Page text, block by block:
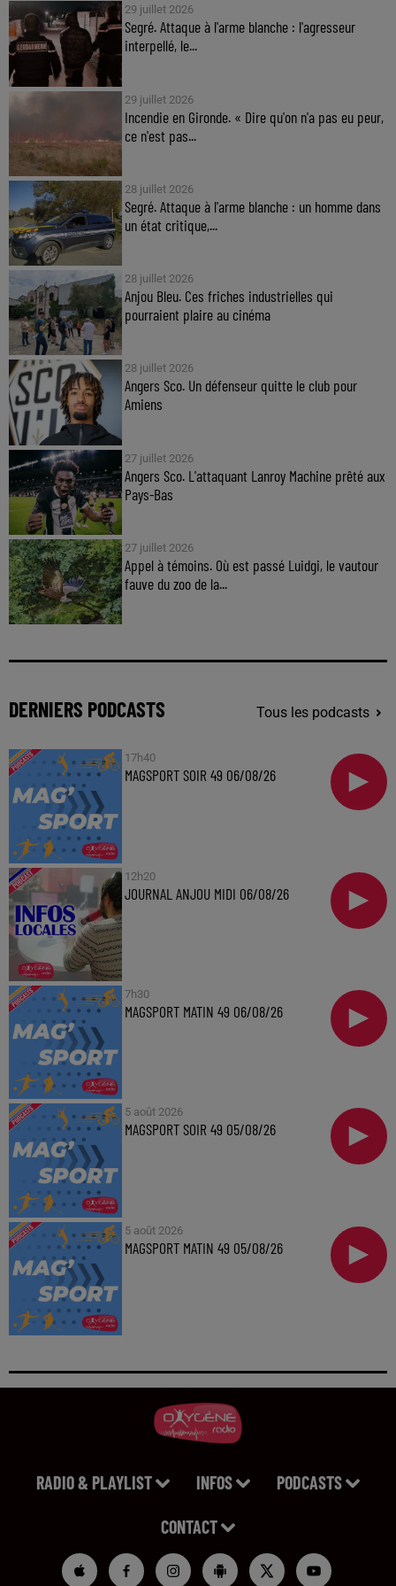
29 juillet 2026
Segré. Attaque à l'arme blanche : l'agresseur
interpellé, le...
29 juillet 2026
Incendie en Gironde. « Dire qu'on n'a pas eu peur,
ce n'est pas...
28 juillet 2026
Segré. Attaque à l'arme blanche : un homme dans
un état critique,...
28 juillet 2026
Anjou Bleu. Ces friches industrielles qui
pourraient plaire au cinéma
28 juillet 2026
Angers Sco. Un défenseur quitte le club pour
Amiens
27 juillet 2026
Angers Sco. L'attaquant Lanroy Machine prêté aux
Pays-Bas
27 juillet 2026
Appel à témoins. Où est passé Luidgi, le vautour
fauve du zoo de la...
DERNIERS PODCASTS Tous les podcasts
17h40
MAGSPORT SOIR 49 06/08/26
12h20
JOURNAL ANJOU MIDI 06/08/26
7h30
MAGSPORT MATIN 49 06/08/26
5 août 2026
MAGSPORT SOIR 49 05/08/26
5 août 2026
MAGSPORT MATIN 49 05/08/26
RADIO & PLAYLIST INFOS PODCASTS
CONTACT